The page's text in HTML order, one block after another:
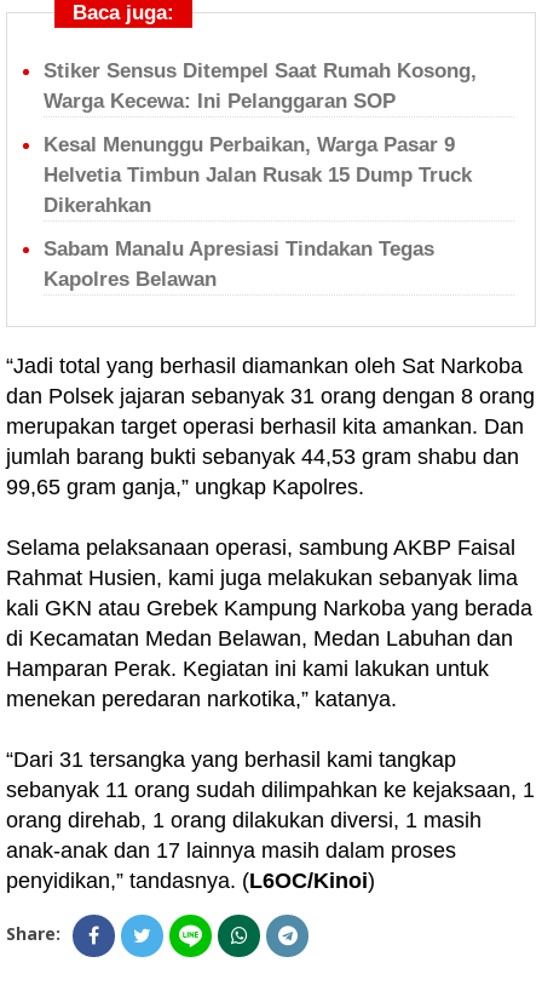
Baca juga:
Stiker Sensus Ditempel Saat Rumah Kosong,
Warga Kecewa: Ini Pelanggaran SOP
Kesal Menunggu Perbaikan, Warga Pasar 9
Helvetia Timbun Jalan Rusak 15 Dump Truck
Dikerahkan
Sabam Manalu Apresiasi Tindakan Tegas
Kapolres Belawan
“Jadi total yang berhasil diamankan oleh Sat Narkoba
dan Polsek jajaran sebanyak 31 orang dengan 8 orang
merupakan target operasi berhasil kita amankan. Dan
jumlah barang bukti sebanyak 44,53 gram shabu dan
99,65 gram ganja,” ungkap Kapolres.
Selama pelaksanaan operasi, sambung AKBP Faisal
Rahmat Husien, kami juga melakukan sebanyak lima
kali GKN atau Grebek Kampung Narkoba yang berada
di Kecamatan Medan Belawan, Medan Labuhan dan
Hamparan Perak. Kegiatan ini kami lakukan untuk
menekan peredaran narkotika,” katanya.
“Dari 31 tersangka yang berhasil kami tangkap
sebanyak 11 orang sudah dilimpahkan ke kejaksaan, 1
orang direhab, 1 orang dilakukan diversi, 1 masih
anak-anak dan 17 lainnya masih dalam proses
penyidikan,” tandasnya. (L6OC/Kinoi)
Share: